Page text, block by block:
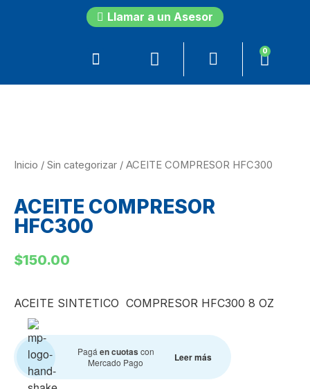
Llamar a un Asesor
0
Inicio / Sin categorizar / ACEITE COMPRESOR HFC300
ACEITE COMPRESOR
HFC300
$150.00
ACEITE SINTETICO COMPRESOR HFC300 8 OZ
Pagáen cuotas con
Mercado Pago
Leer más